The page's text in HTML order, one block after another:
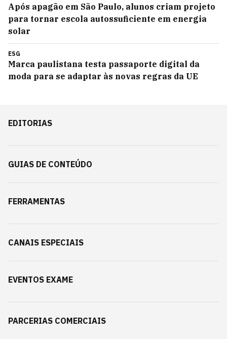
Após apagão em São Paulo, alunos criam projeto
para tornar escola autossuficiente em energia
solar
ESG
Marca paulistana testa passaporte digital da
moda para se adaptar às novas regras da UE
EDITORIAS
GUIAS DE CONTEÚDO
FERRAMENTAS
CANAIS ESPECIAIS
EVENTOS EXAME
PARCERIAS COMERCIAIS